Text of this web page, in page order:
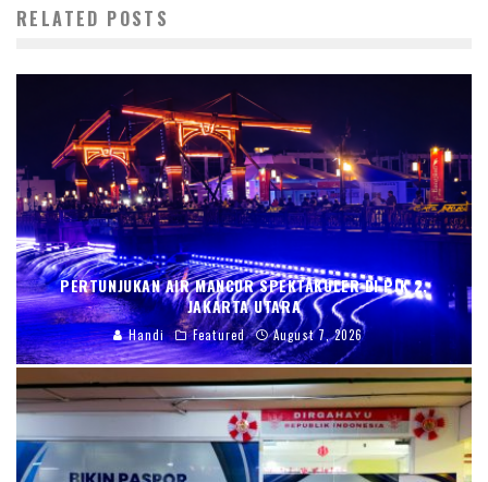
RELATED POSTS
PERTUNJUKAN AIR MANCUR SPEKTAKULER DI PIK 2,
JAKARTA UTARA
Handi Featured August 7, 2026